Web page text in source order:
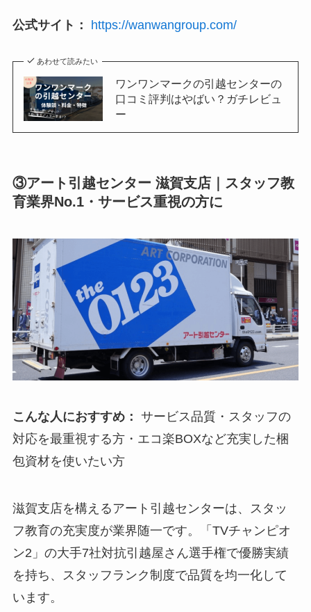
公式サイト： https://wanwangroup.com/
あわせて読みたい
ワンワンマークの引越センターの
口コミ評判はやばい？ガチレビュ
ー
③アート引越センター 滋賀支店｜スタッフ教
育業界No.1・サービス重視の方に
こんな人におすすめ： サービス品質・スタッフの
対応を最重視する方・エコ楽BOXなど充実した梱
包資材を使いたい方
滋賀支店を構えるアート引越センターは、スタッ
フ教育の充実度が業界随一です。「TVチャンピオ
ン2」の大手7社対抗引越屋さん選手権で優勝実績
を持ち、スタッフランク制度で品質を均一化して
います。